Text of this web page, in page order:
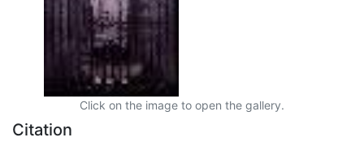
Click on the image to open the gallery.
Citation